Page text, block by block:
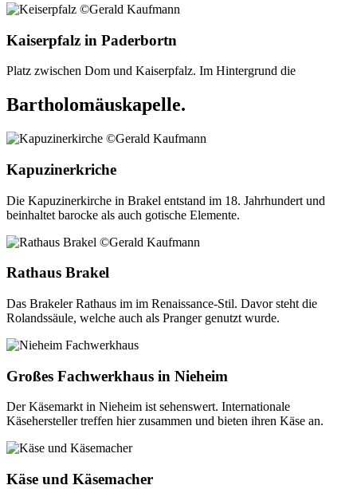
Kaiserpfalz in Paderbortn
Platz zwischen Dom und Kaiserpfalz. Im Hintergrund die
Bartholomäuskapelle.
Kapuzinerkriche
Die Kapuzinerkirche in Brakel entstand im 18. Jahrhundert und
beinhaltet barocke als auch gotische Elemente.
Rathaus Brakel
Das Brakeler Rathaus im im Renaissance-Stil. Davor steht die
Rolandssäule, welche auch als Pranger genutzt wurde.
Großes Fachwerkhaus in Nieheim
Der Käsemarkt in Nieheim ist sehenswert. Internationale
Käsehersteller treffen hier zusammen und bieten ihren Käse an.
Käse und Käsemacher